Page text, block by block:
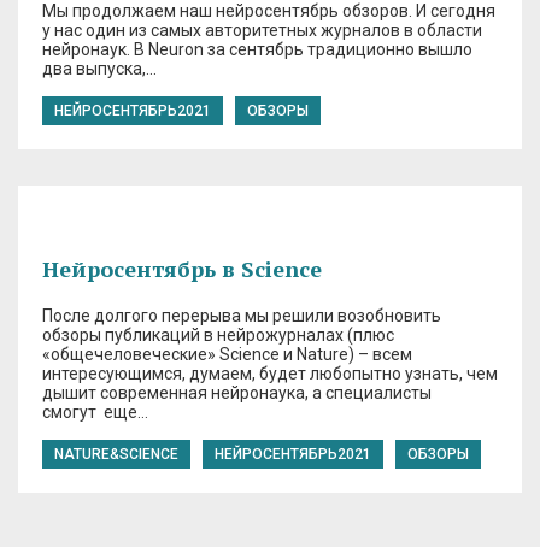
Мы продолжаем наш нейросентябрь обзоров. И сегодня
у нас один из самых авторитетных журналов в области
нейронаук. В Neuron за сентябрь традиционно вышло
два выпуска,…
НЕЙРОСЕНТЯБРЬ2021 ОБЗОРЫ
Нейросентябрь в Science
После долгого перерыва мы решили возобновить
обзоры публикаций в нейрожурналах (плюс
«общечеловеческие» Science и Nature) – всем
интересующимся, думаем, будет любопытно узнать, чем
дышит современная нейронаука, а специалисты
смогут еще…
NATURE&SCIENCE НЕЙРОСЕНТЯБРЬ2021 ОБЗОРЫ